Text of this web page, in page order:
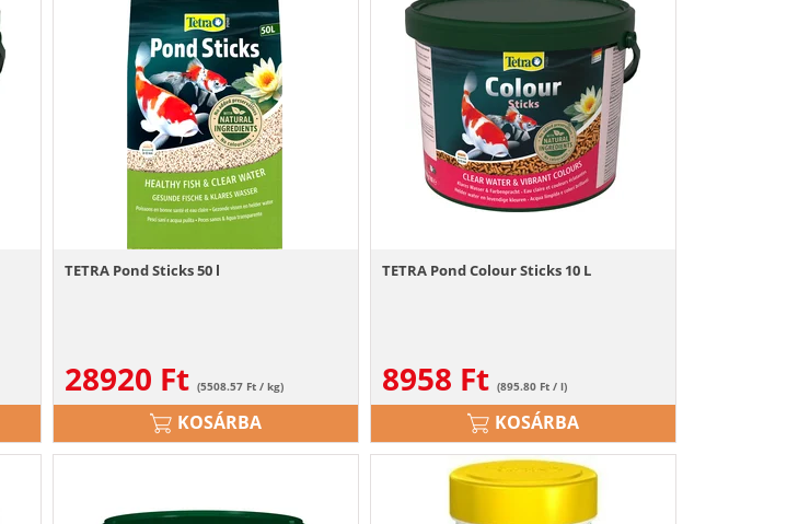
TETRA Pond Sticks 50 l
28920 Ft (5508.57 Ft / kg)
KOSÁRBA
TETRA Pond Colour Sticks 10 L
8958 Ft (895.80 Ft / l)
KOSÁRBA